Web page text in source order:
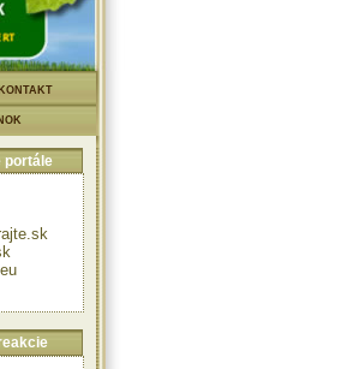
KONTAKT
portále